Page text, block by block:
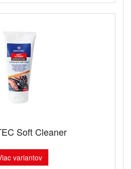
Soft Cleaner
variantov